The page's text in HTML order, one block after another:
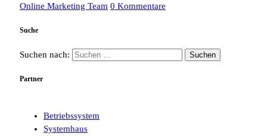
Online Marketing Team 0 Kommentare
Suche
Suchen nach:
Partner
Betriebssystem
Systemhaus